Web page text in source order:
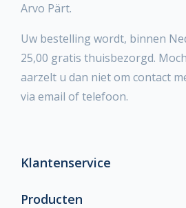
Arvo Pärt.
Uw bestelling wordt, binnen
25,00 gratis thuisbezorgd.
aarzelt u dan niet om contact
via email of telefoon.
Klantenservice
Producten